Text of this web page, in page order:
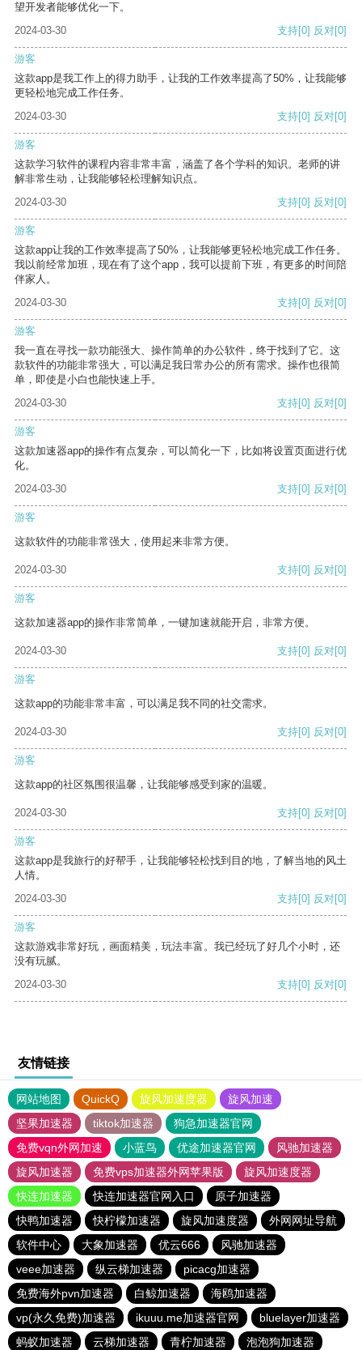
望开发者能够优化一下。
2024-03-30
支持[0] 反对[0]
游客
这款app是我工作上的得力助手，让我的工作效率提高了50%，让我能够
更轻松地完成工作任务。
2024-03-30
支持[0] 反对[0]
游客
这款学习软件的课程内容非常丰富，涵盖了各个学科的知识。老师的讲
解非常生动，让我能够轻松理解知识点。
2024-03-30
支持[0] 反对[0]
游客
这款app让我的工作效率提高了50%，让我能够更轻松地完成工作任务。
我以前经常加班，现在有了这个app，我可以提前下班，有更多的时间陪
伴家人。
2024-03-30
支持[0] 反对[0]
游客
我一直在寻找一款功能强大、操作简单的办公软件，终于找到了它。这
款软件的功能非常强大，可以满足我日常办公的所有需求。操作也很简
单，即使是小白也能快速上手。
2024-03-30
支持[0] 反对[0]
游客
这款加速器app的操作有点复杂，可以简化一下，比如将设置页面进行优
化。
2024-03-30
支持[0] 反对[0]
游客
这款软件的功能非常强大，使用起来非常方便。
2024-03-30 支持[0] 反对[0]
游客
这款加速器app的操作非常简单，一键加速就能开启，非常方便。
2024-03-30 支持[0] 反对[0]
游客
这款app的功能非常丰富，可以满足我不同的社交需求。
2024-03-30 支持[0] 反对[0]
游客
这款app的社区氛围很温馨，让我能够感受到家的温暖。
2024-03-30 支持[0] 反对[0]
游客
这款app是我旅行的好帮手，让我能够轻松找到目的地，了解当地的风土
人情。
2024-03-30
支持[0] 反对[0]
游客
这款游戏非常好玩，画面精美，玩法丰富。我已经玩了好几个小时，还
没有玩腻。
2024-03-30
支持[0] 反对[0]
友情链接
网站地图 QuickQ 旋风加速度器
旋风加速
坚果加速器
tiktok加速器
狗急加速器官网
免费vqn外网加速
小蓝鸟 优途加速器官网
风驰加速器
旋风加速器
免费vps加速器外网苹果版
旋风加速度器
快连加速器
快连加速器官网入口
原子加速器
快鸭加速器
快柠檬加速器 旋风加速度器
外网网址导航
软件中心
大象加速器 优云666
风驰加速器
veee加速器
纵云梯加速器
picacg加速器
免费海外pvn加速器
白鲸加速器
海鸥加速器
vp(永久免费)加速器
ikuuu.me加速器官网
bluelayer加速器
蚂蚁加速器
云梯加速器 青柠加速器 泡泡狗加速器